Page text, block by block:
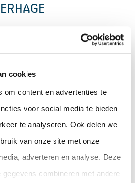
cookies
om content en advertenties te
voor social media te bieden
te analyseren. Ook delen we
van onze site met onze
adverteren en analyse. Deze
combineren met andere
is strategisch
centrum van de stad. In het
voorzieningen, waaronder
Daarnaast ligt